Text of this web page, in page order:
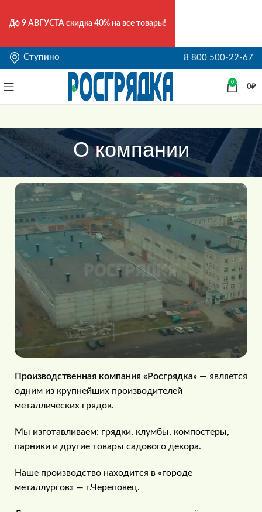
Ступино 8 800 500-22-67
0
0₽
О компании
Производственная компания «Росгрядка» — является
одним из крупнейших производителей
металлических грядок.
Мы изготавливаем: грядки, клумбы, компостеры,
парники и другие товары садового декора.
Наше производство находится в «городе
металлургов» — г.Череповец.
До 9 АВГУСТА скидка 40% на все товары!